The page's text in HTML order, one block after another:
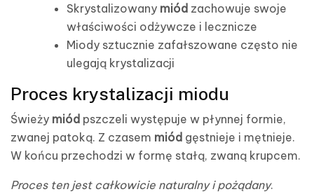
Skrystalizowany miód zachowuje swoje
właściwości odżywcze i lecznicze
Miody sztucznie zafałszowane często nie
ulegają krystalizacji
Proces krystalizacji miodu
Świeży miód pszczeli występuje w płynnej formie,
zwanej patoką. Z czasem miód gęstnieje i mętnieje.
W końcu przechodzi w formę stałą, zwaną krupcem.
Proces ten jest całkowicie naturalny i pożądany.